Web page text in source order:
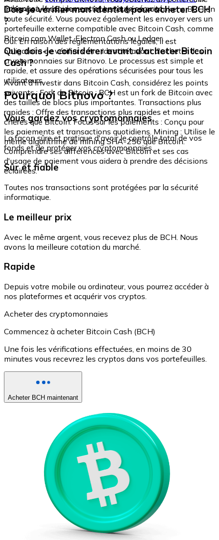
échangez-le rapidement et en toute sécurité.
intégré où vous pouvez stocker et gérer vos tokens BCH en
toute sécurité. Vous pouvez également les envoyer vers un
portefeuille externe compatible avec Bitcoin Cash, comme
Bitcoin.com Wallet, Electron Cash ou Ledger.
Dois-je vérifier mon identité pour acheter BCH
?
Oui. En raison des réglementations légales, il est
obligatoire de vérifier votre identité avant d'acheter des
cryptomonnaies sur Bitnovo. Le processus est simple et
rapide, et assure des opérations sécurisées pour tous les
utilisateurs.
Que dois-je considérer avant d'acheter Bitcoin
Cash ?
Avant d'investir dans Bitcoin Cash, considérez les points
suivants : Fork de Bitcoin : BCH est un fork de Bitcoin avec
des tailles de blocs plus importantes. Transactions plus
rapides : Offre des transactions plus rapides et moins
chères que Bitcoin. Focus sur les paiements : Conçu pour
les paiements et transactions quotidiens. Mining : Utilise le
même algorithme de mining SHA-256 que Bitcoin.
Comprendre ses différences avec Bitcoin et ses cas
d'usage de paiement vous aidera à prendre des décisions
éclairées.
Pourquoi Bitnovo ?
Vous gardez vos cryptomonnaies
La façon sûre et pratique d'avoir le contrôle total de vos
fonds et de protéger vos cryptomonnaies.
Sûr et fiable
Toutes nos transactions sont protégées par la sécurité
informatique.
Le meilleur prix
Avec le même argent, vous recevez plus de BCH. Nous
avons la meilleure cotation du marché.
Rapide
Depuis votre mobile ou ordinateur, vous pourrez accéder à
nos plateformes et acquérir vos cryptos.
Acheter des cryptomonnaies
Commencez à acheter Bitcoin Cash (BCH)
Une fois les vérifications effectuées, en moins de 30
minutes vous recevrez les cryptos dans vos portefeuilles.
Acheter BCH maintenant